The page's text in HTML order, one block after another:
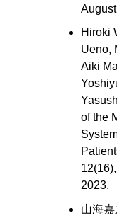
Hiroki
Ueno,
Aiki
of the
2023.
山海嘉